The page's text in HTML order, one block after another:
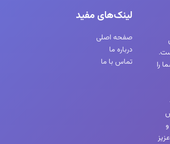
را
لینک‌های مفید
صفحه اصلی
درباره ما
تماس با ما